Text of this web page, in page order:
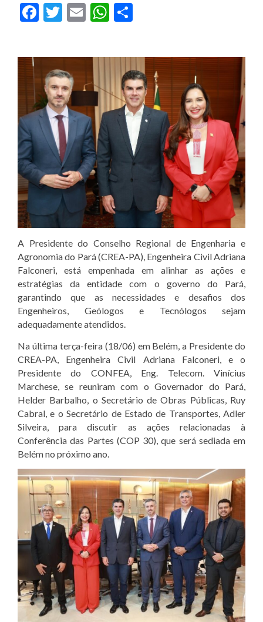
Facebook
Twitter
EmailWhatsApp
A Presidente do Conselho Regional de Engenharia e
Agronomia do Pará (CREA-PA), Engenheira Civil Adriana
Falconeri, está empenhada em alinhar as ações e
estratégias da entidade com o governo do Pará,
garantindo que as necessidades e desafios dos
Engenheiros, Geólogos e Tecnólogos sejam
adequadamente atendidos.
Na última terça-feira (18/06) em Belém, a Presidente do
CREA-PA, Engenheira Civil Adriana Falconeri, e o
Presidente do CONFEA, Eng. Telecom. Vinícius
Marchese, se reuniram com o Governador do Pará,
Helder Barbalho, o Secretário de Obras Públicas, Ruy
Cabral, e o Secretário de Estado de Transportes, Adler
Silveira, para discutir as ações relacionadas à
Conferência das Partes (COP 30), que será sediada em
Belém no próximo ano.